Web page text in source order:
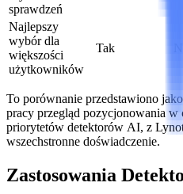
sprawdzeń
Najlepszy
wybór dla
większości
użytkowników
Tak
To porównanie przedstawiono
pracy przegląd pozycjonowania
priorytetów detektorów AI, z
wszechstronne doświadczenie.
Zastosowania